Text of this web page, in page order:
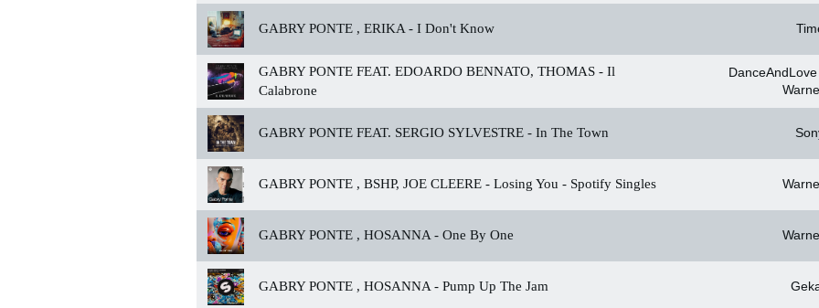
GABRY PONTE , ERIKA - I Don't Know
GABRY PONTE FEAT. EDOARDO BENNATO, THOMAS - Il
Calabrone
GABRY PONTE FEAT. SERGIO SYLVESTRE - In The Town
GABRY PONTE , BSHP, JOE CLEERE - Losing You - Spotify Singles
GABRY PONTE , HOSANNA - One By One
GABRY PONTE , HOSANNA - Pump Up The Jam